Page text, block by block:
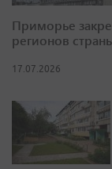
Приморье
регионов
17.07.2026